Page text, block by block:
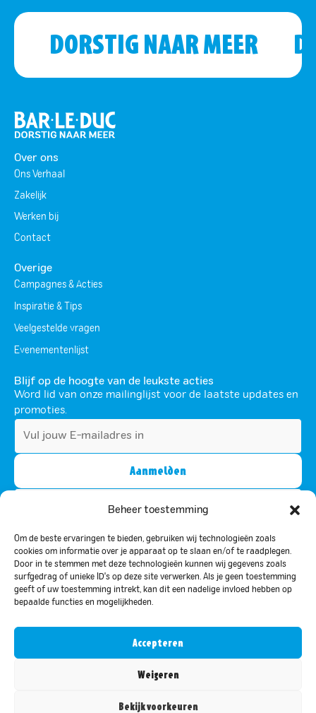
Beheer toestemming
Om de beste ervaringen te bieden, gebruiken wij technologieën zoals
cookies om informatie over je apparaat op te slaan en/of te raadplegen.
Door in te stemmen met deze technologieën kunnen wij gegevens zoals
surfgedrag of unieke ID's op deze site verwerken. Als je geen toestemming
geeft of uw toestemming intrekt, kan dit een nadelige invloed hebben op
bepaalde functies en mogelijkheden.
Accepteren
Weigeren
Bekijk voorkeuren
DORSTIG NAAR MEER
Over ons
Ons Verhaal
Zakelijk
Werken bij
Contact
Overige
Campagnes & Acties
Inspiratie & Tips
Veelgestelde vragen
Evenementenlijst
Blijf op de hoogte van de leukste acties
Word lid van onze mailinglijst voor de laatste updates en
promoties.
Dit veld is bedoeld voor validatiedoeleinden en moet niet
worden gewijzigd.
Door u te abonneren, gaat u akkoord met ons privacybeleid en stemt u
ermee in om updates van ons te ontvangen.
© 2026 Bar le Duc. Alle rechten voorbehouden.
Yourtechclub